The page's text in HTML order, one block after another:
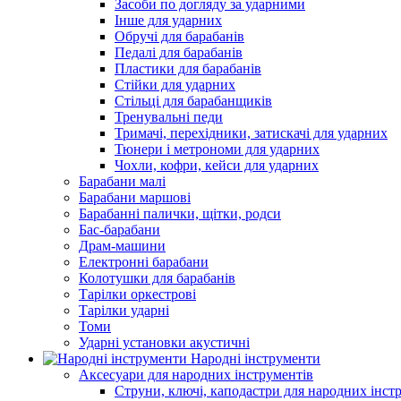
Засоби по догляду за ударними
Інше для ударних
Обручі для барабанів
Педалі для барабанів
Пластики для барабанів
Стійки для ударних
Стільці для барабанщиків
Тренувальні педи
Тримачі, перехідники, затискачі для ударних
Тюнери і метрономи для ударних
Чохли, кофри, кейси для ударних
Барабани малі
Барабани маршові
Барабанні палички, щітки, родси
Бас-барабани
Драм-машини
Електронні барабани
Колотушки для барабанів
Тарілки оркестрові
Тарілки ударні
Томи
Ударні установки акустичні
Народні інструменти
Аксесуари для народних інструментів
Струни, ключі, каподастри для народних